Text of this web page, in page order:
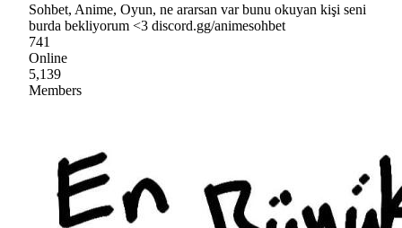
Sohbet, Anime, Oyun, ne ararsan var bunu okuyan kişi seni
burda bekliyorum <3 discord.gg/animesohbet
741
Online
5,139
Members